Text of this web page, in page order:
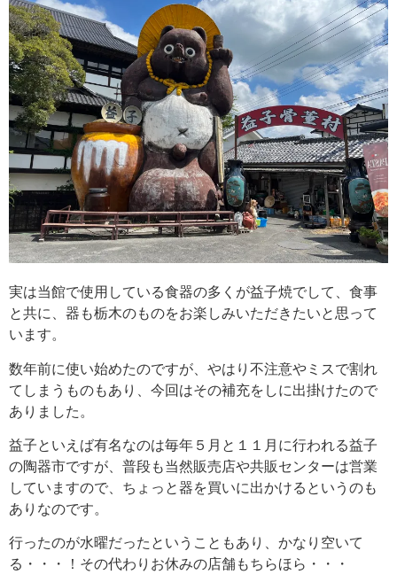
実は当館で使用している食器の多くが益子焼でして、食事
と共に、器も栃木のものをお楽しみいただきたいと思って
います。
数年前に使い始めたのですが、やはり不注意やミスで割れ
てしまうものもあり、今回はその補充をしに出掛けたので
ありました。
益子といえば有名なのは毎年５月と１１月に行われる益子
の陶器市ですが、普段も当然販売店や共販センターは営業
していますので、ちょっと器を買いに出かけるというのも
ありなのです。
行ったのが水曜だったということもあり、かなり空いて
る・・・！その代わりお休みの店舗もちらほら・・・